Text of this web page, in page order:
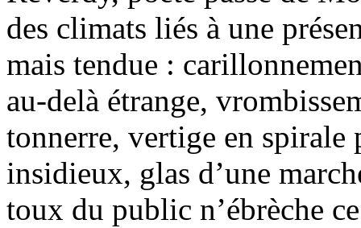
des climats liés à une
mais tendue :
au-delà étrange,
tonnerre, vertige en spirale
insidieux, glas d’une
toux du public n’ébrèche